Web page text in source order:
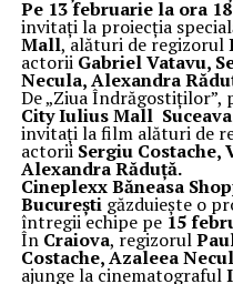
Pe 13 februarie la ora
invitați la proiecția
Mall, alături de regizorul
actorii Gabriel Vatavu,
Necula, Alexandra
De „Ziua Îndrăgostiților”,
City Iulius Mall
invitați la film alături de
actorii Sergiu Costache,
Alexandra Răduță.
Cineplexx Băneasa
Bucureștigăzduiește o
întregii echipe pe 15
În Craiova, regizorul
Costache, Azaleea
ajunge la cinematograful